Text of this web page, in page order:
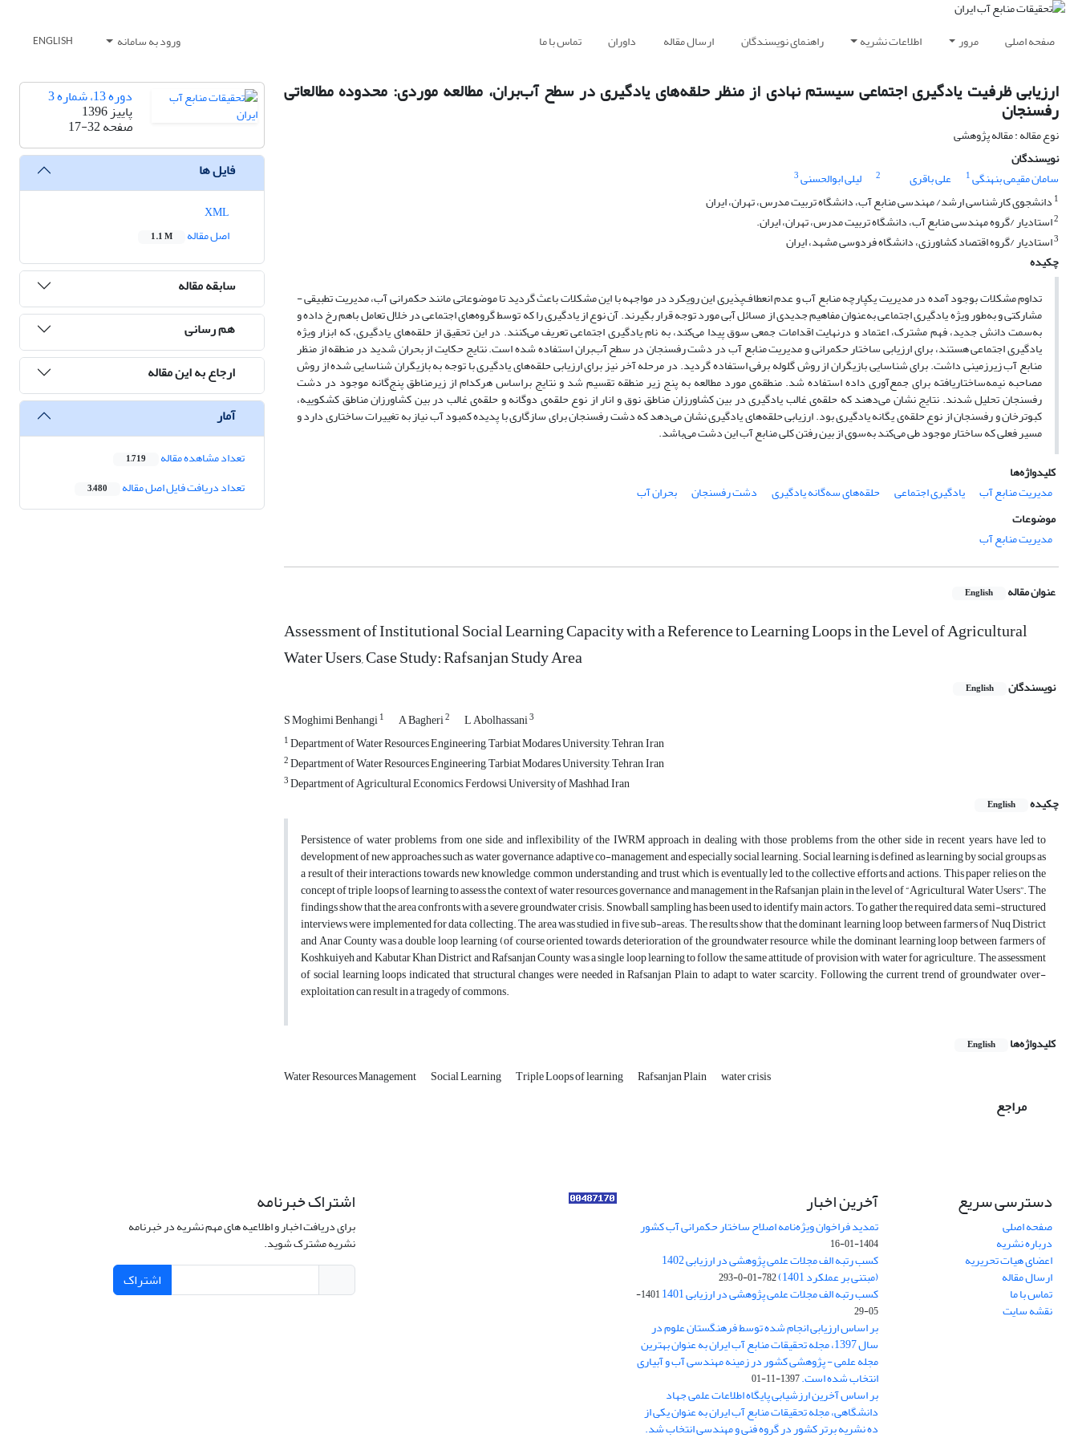
صفحه اصلی مرور اطلاعات نشریه راهنمای نویسندگان ارسال مقاله داوران تماس با ما ورود به سامانه ENGLISH
ارزیابی ظرفیت یادگیری اجتماعی سیستم نهادی از منظر حلقه‌های یادگیری در سطح آب‌بران، مطالعه موردی: محدوده مطالعاتی
رفسنجان
نوع مقاله : مقاله پژوهشی
نویسندگان
سامان مقیمی بنهنگی1 علی باقری 2 لیلی ابوالحسنی3
1 دانشجوی کارشناسی ارشد/ مهندسی منابع آب، دانشگاه تربیت مدرس، تهران، ایران
2استادیار /گروه مهندسی منابع آب، دانشگاه تربیت مدرس، تهران، ایران.
3استادیار /گروه اقتصاد کشاورزی، دانشگاه فردوسی مشهد، ایران
چکیده
تداوم مشکلات بوجود آمده در مدیریت یکپارچه منابع آب و عدم انعطاف‌پذیری این رویکرد در مواجهه با این مشکلات باعث گردید تا موضوعاتی مانند حکمرانی آب، مدیریت تطبیقی -
مشارکتی و به‌طور ویژه یادگیری اجتماعی به‌عنوان مفاهیم جدیدی از مسائل آبی مورد توجه قرار بگیرند. آن نوع از یادگیری را که توسط گروه‌های اجتماعی در خلال تعامل باهم رخ داده و
به‌سمت دانش جدید، فهم مشترک، اعتماد و درنهایت اقدامات جمعی سوق پیدا می‌کند، به نام یادگیری اجتماعی تعریف می‌کنند. در این تحقیق از حلقه‌های یادگیری، که ابزار ویژه
یادگیری اجتماعی هستند، برای ارزیابی ساختار حکمرانی و مدیریت منابع آب در دشت رفسنجان در سطح آب‌بران استفاده شده است. نتایج حکایت از بحران شدید در منطقه از منظر
منابع آب زیرزمینی داشت. برای شناسایی بازیگران از روش گلوله برفی استفاده گردید. در مرحله آخر نیز برای ارزیابی حلقه‌های یادگیری با توجه به بازیگران شناسایی شده از روش
مصاحبه نیمه‌ساختاریافته برای جمع‌آوری داده استفاده شد. منطقه‌ی مورد مطالعه به پنج زیر منطقه تقسیم شد و نتایج براساس هرکدام از زیرمناطق پنج‌گانه موجود در دشت
رفسنجان تحلیل شدند. نتایج نشان می‌دهند که حلقه‌ی غالب یادگیری در بین کشاورزان مناطق نوق و انار از نوع حلقه‌ی دوگانه و حلقه‌ی غالب در بین کشاورزان مناطق کشکوییه،
کبوترخان و رفسنجان از نوع حلقه‌ی یگانه یادگیری بود. ارزیابی حلقه‌های یادگیری نشان می‌دهد که دشت رفسنجان برای سازگاری با پدیده کمبود آب نیاز به تغییرات ساختاری دارد و
مسیر فعلی که ساختار موجود طی می‌کند به‌سوی از بین رفتن کلی منابع آب این دشت می‌باشد.
کلیدواژه‌ها
مدیریت منابع آب
یادگیری اجتماعی حلقه‌های سه‌گانه یادگیری دشت رفسنجان
بحران آب
موضوعات
مدیریت منابع آب
عنوان مقاله English
Assessment of Institutional Social Learning Capacity with a Reference to Learning Loops in the Level of Agricultural
Water Users, Case Study: Rafsanjan Study Area
نویسندگان English
S Moghimi Benhangi1 A Bagheri2 L Abolhassani3
1Department of Water Resources Engineering, Tarbiat Modares University, Tehran, Iran
2Department of Water Resources Engineering, Tarbiat Modares University, Tehran, Iran
3Department of Agricultural Economics, Ferdowsi University of Mashhad, Iran
چکیده
English
Persistence of water problems from one side, and inflexibility of the IWRM approach in dealing with those problems from the other side in recent years, have led to
development of new approaches such as water governance, adaptive co-management, and especially social learning. Social learning is defined as learning by social groups as
a result of their interactions towards new knowledge, common understanding, and trust, which is eventually led to the collective efforts and actions. This paper relies on the
concept of triple loops of learning to assess the context of water resources governance and management in the Rafsanjan plain in the level of “Agricultural Water Users”. The
findings show that the area confronts with a severe groundwater crisis. Snowball sampling has been used to identify main actors. To gather the required data, semi-structured
interviews were implemented for data collecting. The area was studied in five sub-areas. The results show that the dominant learning loop between farmers of Nuq District
and Anar County was a double loop learning (of course oriented towards deterioration of the groundwater resource, while the dominant learning loop between farmers of
Koshkuiyeh and Kabutar Khan District and Rafsanjan County was a single loop learning to follow the same attitude of provision with water for agriculture. The assessment
of social learning loops indicated that structural changes were needed in Rafsanjan Plain to adapt to water scarcity. Following the current trend of groundwater over-
exploitation can result in a tragedy of commons.
کلیدواژه‌ها English
Water Resources Management Social Learning Triple Loops of learning Rafsanjan Plain water crisis
مراجع
دوره 13، شماره 3
پاییز 1396
صفحه17-32
فایل ها
اصل مقاله
1.1 M
سابقه مقاله
هم رسانی
ارجاع به این مقاله
آمار
تعداد مشاهده مقاله 1,719
تعداد دریافت فایل اصل مقاله 3,480
دسترسی سریع
صفحه اصلی
درباره نشریه
اعضای هیات تحریریه
ارسال مقاله
تماس با ما
نقشه سایت
آخرین اخبار
تمدید فراخوان ویژه‌نامه اصلاح ساختار حکمرانی آب کشور
1404-01-16
کسب رتبه الف مجلات علمی پژوهشی در ارزیابی 1402
(مبتنی بر عملکرد 1401) 782-01-0-293
کسب رتبه الف مجلات علمی پژوهشی در ارزیابی 1401
1401-
05-29
بر اساس ارزیابی انجام شده توسط فرهنگستان علوم در
سال 1397، مجله تحقیقات منابع آب ایران به عنوان بهترین
مجله علمی - پژوهشی کشور در زمینه مهندسی آب و آبیاری
انتخاب شده است.1397-11-01
بر اساس آخرین ارزشیابی پایگاه اطلاعات علمی جهاد
دانشگاهی، مجله تحقیقات منابع آب ایران به عنوان یکی از
ده نشریه برتر کشور در گروه فنی و مهندسی انتخاب شد.
اشتراک خبرنامه
برای دریافت اخبار و اطلاعیه های مهم نشریه در خبرنامه
نشریه مشترک شوید.
اشتراک